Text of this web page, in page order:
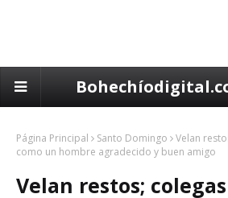
Página Principal Santo Domingo
Velan
como un hombre agradecido y buen amigo
Velan restos;